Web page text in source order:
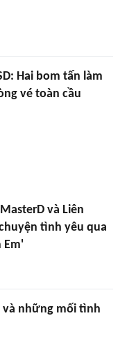
Hai bom tấn làm
vé toàn cầu
và Liên
tình yêu qua
Em'
và những mối tình